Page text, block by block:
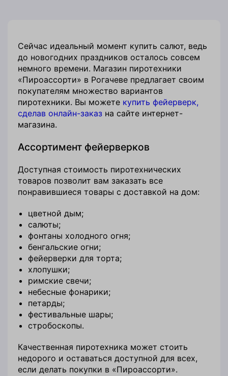
Сейчас идеальный момент купить салют, ведь
до новогодних праздников осталось совсем
немного времени. Магазин пиротехники
«Пироассорти» в Рогачеве предлагает своим
покупателям множество вариантов
пиротехники. Вы можете купить фейерверк,
сделав онлайн-заказ на сайте интернет-
магазина.
Ассортимент фейерверков
Доступная стоимость пиротехнических
товаров позволит вам заказать все
понравившиеся товары с доставкой на дом:
цветной дым;
салюты;
фонтаны холодного огня;
бенгальские огни;
фейерверки для торта;
хлопушки;
римские свечи;
небесные фонарики;
петарды;
фестивальные шары;
стробоскопы.
Качественная пиротехника может стоить
недорого и оставаться доступной для всех,
если делать покупки в «Пироассорти».